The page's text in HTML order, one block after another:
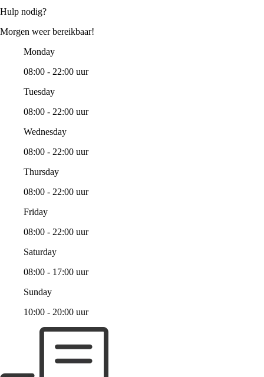
Hulp nodig?
Morgen weer bereikbaar!
Monday
08:00 - 22:00 uur
Tuesday
08:00 - 22:00 uur
Wednesday
08:00 - 22:00 uur
Thursday
08:00 - 22:00 uur
Friday
08:00 - 22:00 uur
Saturday
08:00 - 17:00 uur
Sunday
10:00 - 20:00 uur